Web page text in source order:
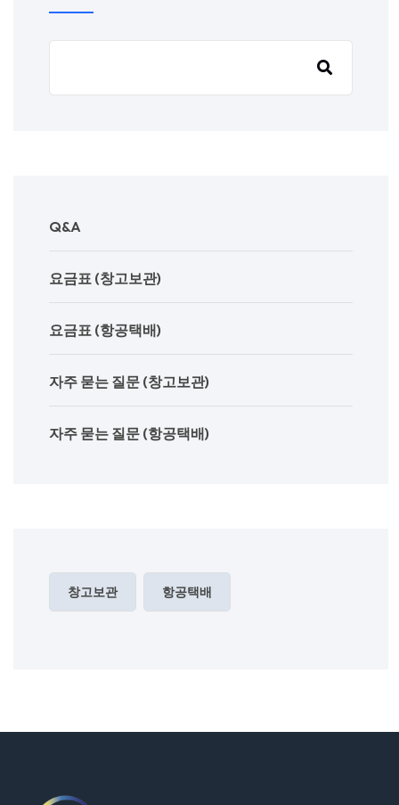
Q&A
요금표 (창고보관)
요금표 (항공택배)
자주 묻는 질문 (창고보관)
자주 묻는 질문 (항공택배)
창고보관 항공택배